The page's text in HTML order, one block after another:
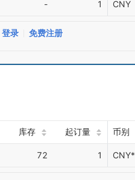
- 1 CNY
登录 免费注册
库存 起订量 币别
72 1 CNY*